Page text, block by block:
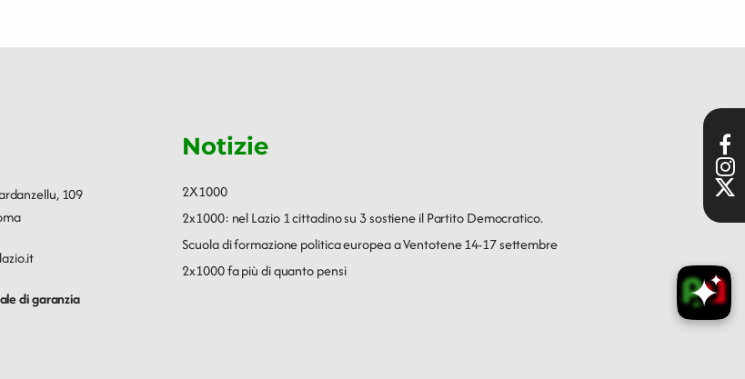
109
di garanzia
Notizie
2X1000
2x1000: nel Lazio 1 cittadino su 3 sostiene il Partito Democratico.
Scuola di formazione politica europea a Ventotene 14-17 settembre
2x1000 fa più di quanto pensi